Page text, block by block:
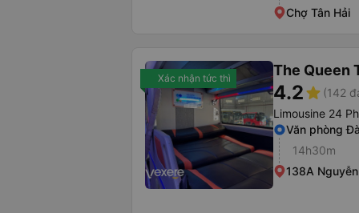
Chợ Tân Hải
Xác nhận tức thì The Queen
4.2star (142
Limousine 24
Văn phòng Đà
14h30m
138A Nguyễn